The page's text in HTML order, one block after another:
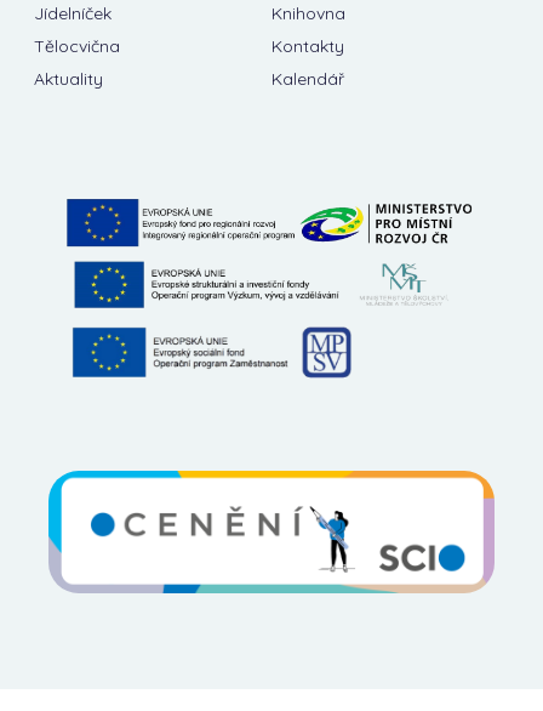
Jídelníček
Knihovna
Tělocvična
Kontakty
Aktuality
Kalendář